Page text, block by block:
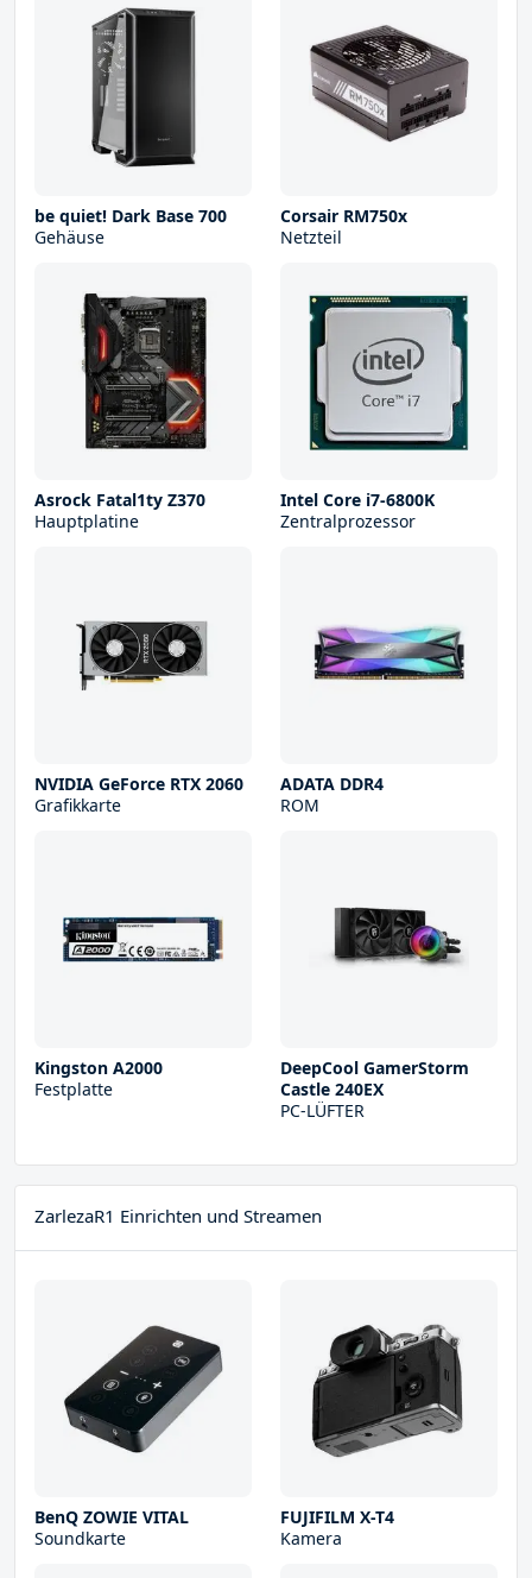
be quiet! Dark Base 700
Gehäuse
Corsair RM750x
Netzteil
Asrock Fatal1ty Z370
Hauptplatine
Intel Core i7-6800K
Zentralprozessor
NVIDIA GeForce RTX 2060
Grafikkarte
ADATA DDR4
ROM
Kingston A2000
Festplatte
DeepCool GamerStorm
Castle 240EX
PC-LÜFTER
ZarlezaR1 Einrichten und Streamen
BenQ ZOWIE VITAL
Soundkarte
FUJIFILM X-T4
Kamera